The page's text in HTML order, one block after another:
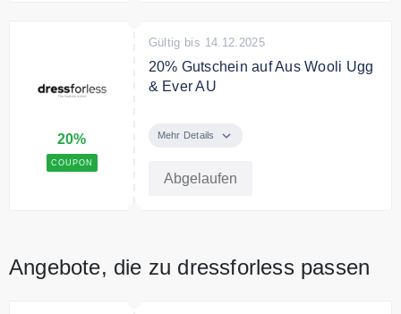
20%
COUPON
Gültig bis 14.12.2025
20% Gutschein auf Aus Wooli Ugg
& Ever AU
zusätzlich mit dem Code
Mehr Details
Abgelaufen
Angebote, die zu dressforless passen